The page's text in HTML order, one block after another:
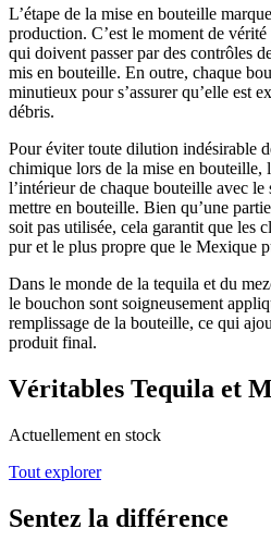
L’étape de la mise en bouteille
production. C’est le moment de
qui doivent passer par des contrôles
mis en bouteille. En outre, chaque
minutieux pour s’assurer qu’elle est
débris.
Pour éviter toute dilution indésirable
chimique lors de la mise en bouteille,
l’intérieur de chaque bouteille avec le
mettre en bouteille. Bien qu’une
soit pas utilisée, cela garantit que les
pur et le plus propre que le Mexique
Dans le monde de la tequila et du
le bouchon sont soigneusement
remplissage de la bouteille, ce qui
produit final.
Véritables Tequila et
Actuellement en stock
Tout explorer
Sentez la différence